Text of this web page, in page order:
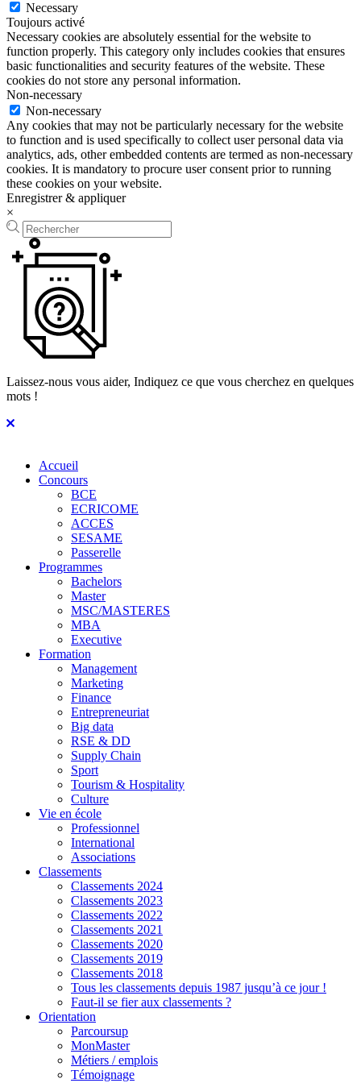
Necessary
Toujours activé
Necessary cookies are absolutely essential for the website to
function properly. This category only includes cookies that ensures
basic functionalities and security features of the website. These
cookies do not store any personal information.
Non-necessary
Non-necessary
Any cookies that may not be particularly necessary for the website
to function and is used specifically to collect user personal data via
analytics, ads, other embedded contents are termed as non-necessary
cookies. It is mandatory to procure user consent prior to running
these cookies on your website.
Enregistrer & appliquer
×
Laissez-nous vous aider, Indiquez ce que vous cherchez en quelques
mots !
Accueil
Concours
BCE
ECRICOME
ACCES
SESAME
Passerelle
Programmes
Bachelors
Master
MSC/MASTERES
MBA
Executive
Formation
Management
Marketing
Finance
Entrepreneuriat
Big data
RSE & DD
Supply Chain
Sport
Tourism & Hospitality
Culture
Vie en école
Professionnel
International
Associations
Classements
Classements 2024
Classements 2023
Classements 2022
Classements 2021
Classements 2020
Classements 2019
Classements 2018
Tous les classements depuis 1987 jusqu’à ce jour !
Faut-il se fier aux classements ?
Orientation
Parcoursup
MonMaster
Métiers / emplois
Témoignage